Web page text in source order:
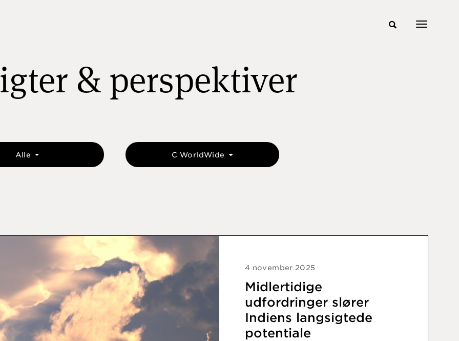
& perspektiver
Alle C WorldWide
4 november 2025
Midlertidige
udfordringer slører
Indiens langsigtede
potentiale